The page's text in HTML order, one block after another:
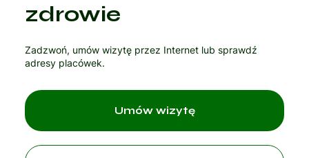
zdrowie
Zadzwoń, umów wizytę przez Internet lub sprawdź
adresy placówek.
Umów wizytę